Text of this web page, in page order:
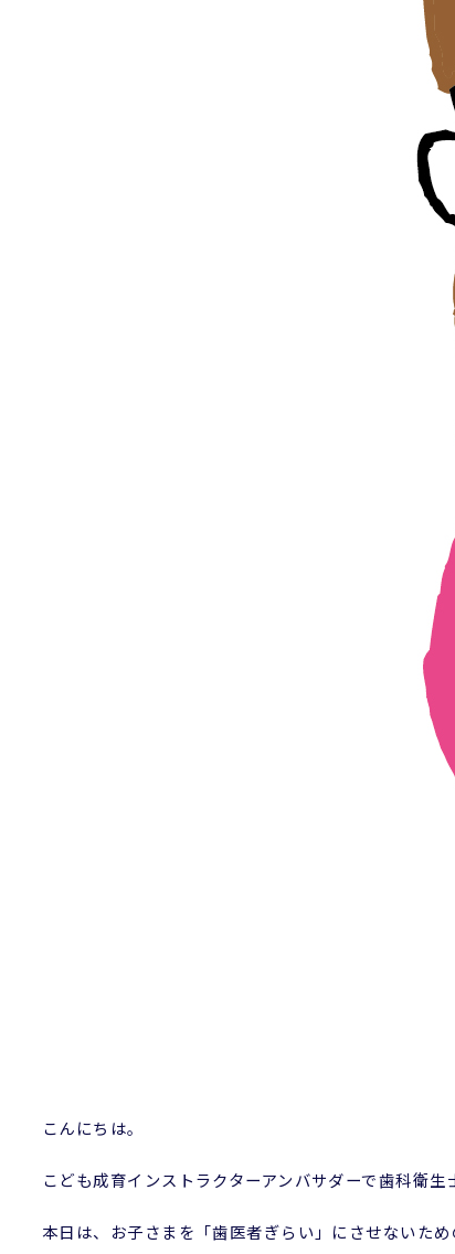
こんにちは。
こども成育インストラクターアンバサダーで歯科衛生
本日は、お子さまを「歯医者ぎらい」にさせないた